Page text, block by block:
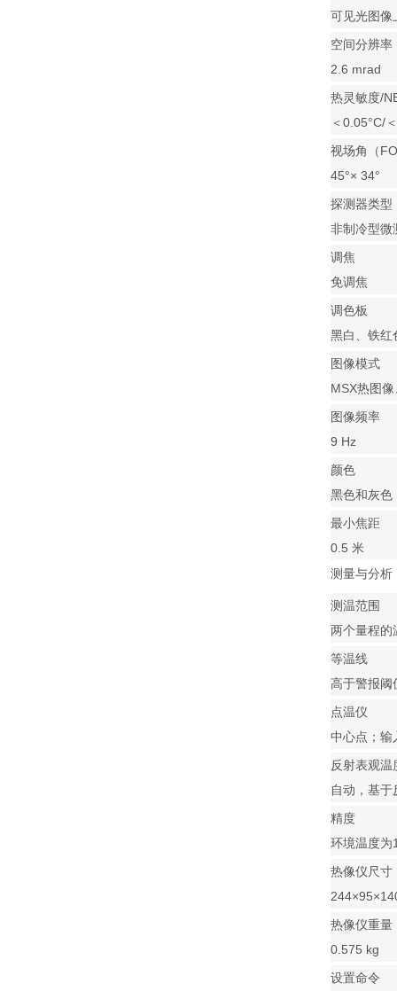
可见光图像
空间分辨率
2.6 mrad
热灵敏度/
＜0.05°C/
视场角（
45°× 34°
探测器类型
非制冷型微
调焦
免调焦
调色板
黑白、铁红
图像模式
MSX热图
图像频率
9 Hz
颜色
黑色和灰色
最小焦距
0.5 米
测量与分析
测温范围
两个量程的
等温线
高于警报阈
点温仪
中心点；输
反射表观温
自动，基
精度
环境温度为
热像仪尺寸
热像仪重量
0.575 kg
设置命令